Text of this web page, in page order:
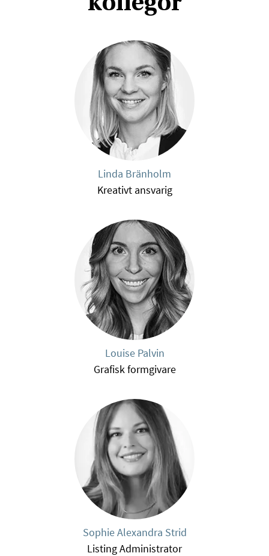
Linda Bränholm
Kreativt ansvarig
Louise Palvin
Grafisk formgivare
Sophie Alexandra Strid
Listing Administrator